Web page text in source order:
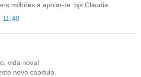
milhões a apoiar-te. bjs Cláudia
11:48
vida nova!
novo capítulo.